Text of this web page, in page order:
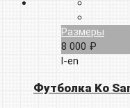
Размеры
8 000 ₽
l-en
Футболка Ko